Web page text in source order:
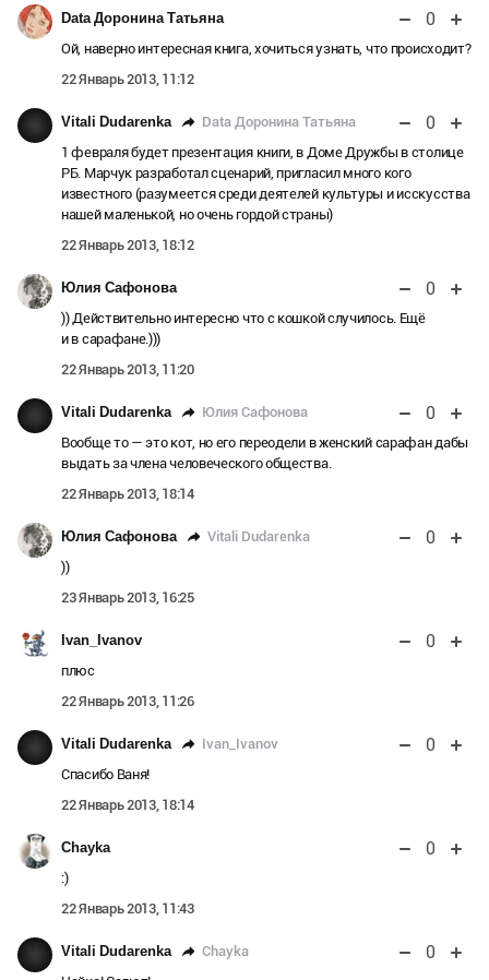
Data Доронина Татьяна 0
Ой, наверно интересная книга, хочиться узнать, что происходит?
22 Январь 2013, 11:12
Vitali Dudarenka Data Доронина Татьяна 0
1 февраля будет презентация книги, в Доме Дружбы в столице
РБ. Марчук разработал сценарий, пригласил много кого
известного (разумеется среди деятелей культуры и исскусства
нашей маленькой, но очень гордой страны)
22 Январь 2013, 18:12
Юлия Сафонова 0
)) Действительно интересно что с кошкой случилось. Ещё
и в сарафане.)))
22 Январь 2013, 11:20
Vitali Dudarenka Юлия Сафонова 0
Вообще то — это кот, но его переодели в женский сарафан дабы
выдать за члена человеческого общества.
22 Январь 2013, 18:14
Юлия Сафонова Vitali Dudarenka 0
))
23 Январь 2013, 16:25
Ivan_Ivanov 0
плюс
22 Январь 2013, 11:26
Vitali Dudarenka Ivan_Ivanov 0
Спасибо Ваня!
22 Январь 2013, 18:14
Chayka 0
:)
22 Январь 2013, 11:43
Vitali Dudarenka Chayka 0